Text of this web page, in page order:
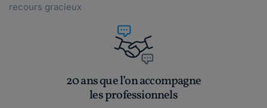
recours gracieux
20 ans que l’on accompagne
les professionnels